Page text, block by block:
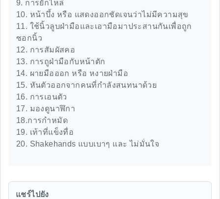
9. การยักไหล่
10. หน้าบึ้ง หรือ แสดงออกชัดเจนว่าไม่มีความสุข
11. ใช้นิ้วลูบฝ่ามือและเอามือมาประสานกันเพื่อถูก
ซอกนิ้ว
12. การสัมผัสคอ
13. การถูฝ่ามือกับหน้าตัก
14. ผายมือออก หรือ หงายฝ่ามือ
15. หันตัวออกจากคนที่กำลังสนทนาด้วย
16. การเอนตัว
17. มองดูนาฬิกา
18.การกำหมัด
19. เท้าที่แข็งทื่อ
20. Shakehands แบบเบาๆ และ ไม่มั่นใจ
แชร์ไปยัง